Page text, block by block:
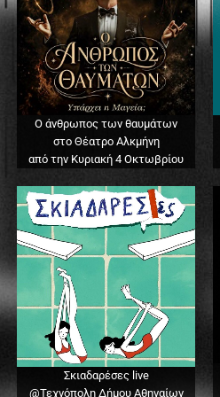
Ο άνθρωπος των θαυμάτων
στο Θέατρο Αλκμήνη
από την Κυριακή 4 Οκτωβρίου
Σκιαδαρέσες live
@Τεχνόπολη Δήμου Αθηναίων